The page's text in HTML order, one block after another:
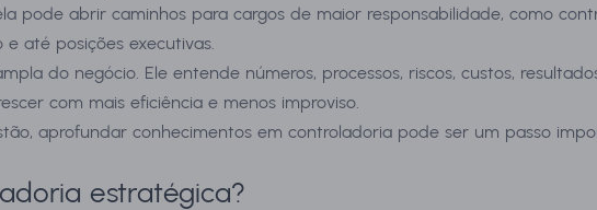
pode abrir caminhos para cargos de maior responsabilidade, como
até posições executivas.
do negócio. Ele entende números, processos, riscos, custos,
com mais eficiência e menos improviso.
aprofundar conhecimentos em controladoria pode ser um passo
estratégica?